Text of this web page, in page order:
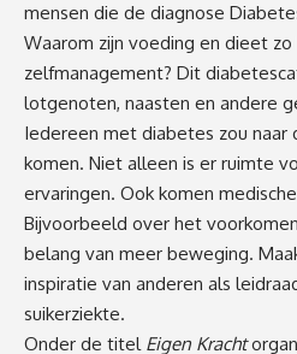
mensen die de diagnose
Waarom zijn voeding en dieet zo
zelfmanagement? Dit
lotgenoten, naasten en andere
Iedereen met diabetes zou naar
komen. Niet alleen is er ruimte
ervaringen. Ook komen
Bijvoorbeeld over het
belang van meer beweging.
inspiratie van anderen als
suikerziekte.
Onder de titel Eigen Kracht